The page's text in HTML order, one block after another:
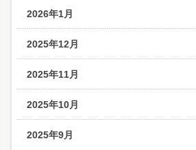
2026年1月
2025年12月
2025年11月
2025年10月
2025年9月